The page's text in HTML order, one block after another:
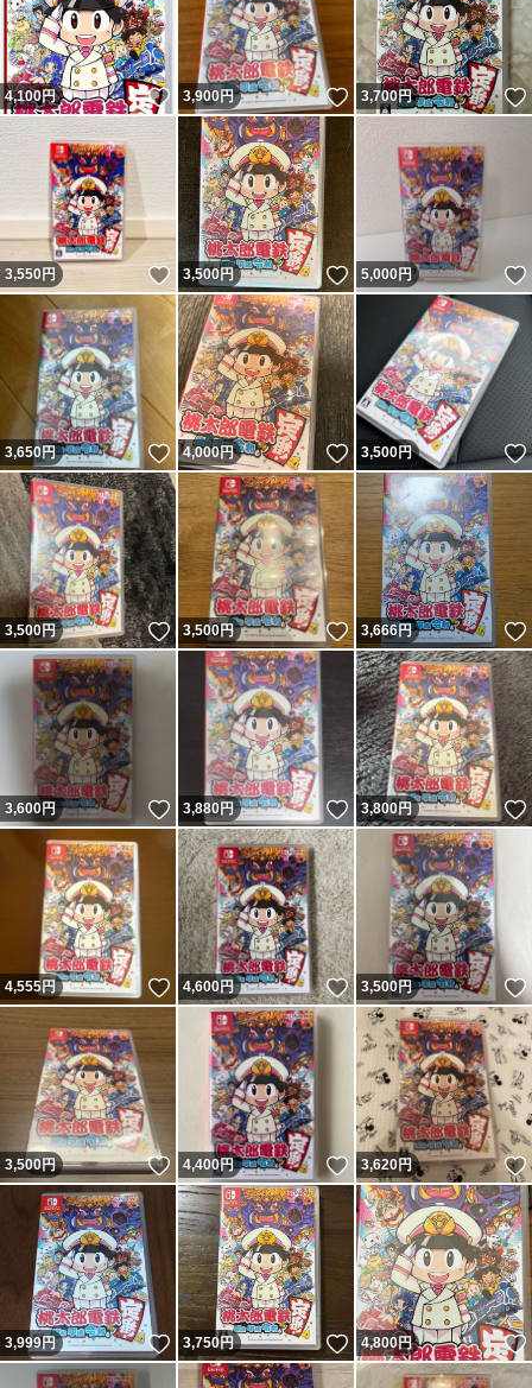
4,100円 いいね！
3,900円 いいね！
3,700円
3,550円 いいね！
3,500円 いいね！
5,000円
3,650円 いいね！
4,000円 いいね！
3,500円
3,500円 いいね！
3,500円 いいね！
3,666円
3,600円 いいね！
3,880円 いいね！
3,800円
4,555円 いいね！
4,600円 いいね！
3,500円
3,500円 いいね！
4,400円 いいね！
3,620円
3,999円 いいね！
3,750円 いいね！
4,800円